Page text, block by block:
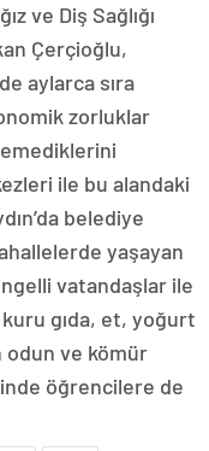
ve Diş Sağlığı
Çerçioğlu,
aylarca sıra
zorluklar
ile bu alandaki
belediye
yaşayan
vatandaşlar ile
gıda, et, yoğurt
odun ve kömür
öğrencilere de